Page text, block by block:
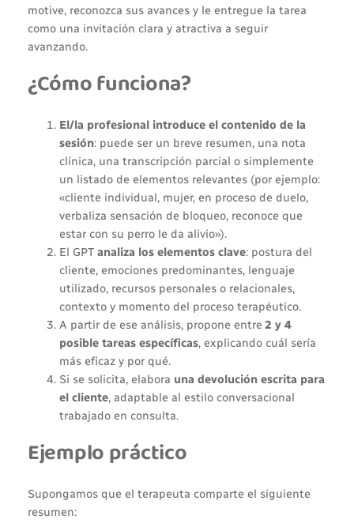
motive, reconozca sus avances y le entregue la tarea
como una invitación clara y atractiva a seguir
avanzando.
¿Cómo funciona?
El/la profesional introduce el contenido de la
sesión: puede ser un breve resumen, una nota
clínica, una transcripción parcial o simplemente
un listado de elementos relevantes (por ejemplo:
«cliente individual, mujer, en proceso de duelo,
verbaliza sensación de bloqueo, reconoce que
estar con su perro le da alivio»).
El GPT analiza los elementos clave: postura del
cliente, emociones predominantes, lenguaje
utilizado, recursos personales o relacionales,
contexto y momento del proceso terapéutico.
A partir de ese análisis, propone entre2 y 4
posible tareas específicas, explicando cuál sería
más eficaz y por qué.
Si se solicita, elabora una devolución escrita para
el cliente, adaptable al estilo conversacional
trabajado en consulta.
Ejemplo práctico
Supongamos que el terapeuta comparte el siguiente
resumen: